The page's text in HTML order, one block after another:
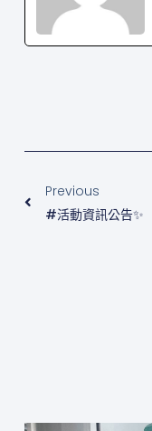
Previous
#活動資訊公告✨